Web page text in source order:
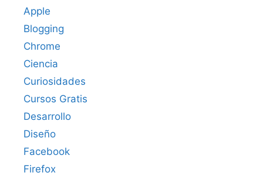
Apple
Blogging
Chrome
Ciencia
Curiosidades
Cursos Gratis
Desarrollo
Diseño
Facebook
Firefox